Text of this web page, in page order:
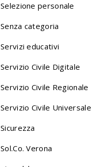
Selezione personale
Senza categoria
Servizi educativi
Servizio Civile Digitale
Servizio Civile Regionale
Servizio Civile Universale
Sicurezza
Sol.Co. Verona